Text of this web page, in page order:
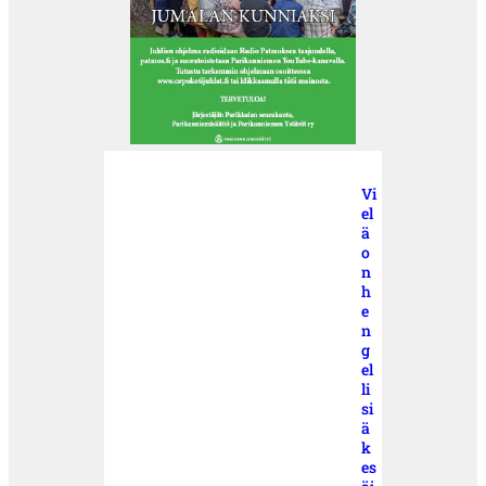
Vi
el
ä
o
n
h
e
n
g
el
li
si
ä
k
es